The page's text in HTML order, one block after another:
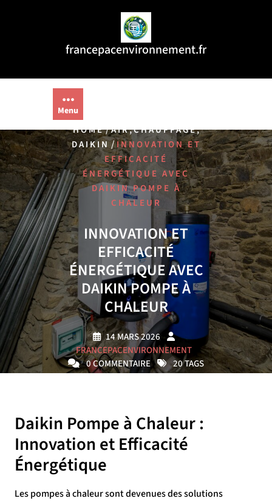
francepacenvironnement.fr
Menu
HOME/AIR,CHAUFFAGE,
DAIKIN/INNOVATION ET
EFFICACITÉ
ÉNERGÉTIQUE AVEC
DAIKIN POMPE À
CHALEUR
INNOVATION ET
EFFICACITÉ
ÉNERGÉTIQUE AVEC
DAIKIN POMPE À
CHALEUR
14 MARS 2026
FRANCEPACENVIRONNEMENT
0 COMMENTAIRE
20 TAGS
Daikin Pompe à Chaleur :
Innovation et Efficacité
Énergétique
Les pompes à chaleur sont devenues des solutions